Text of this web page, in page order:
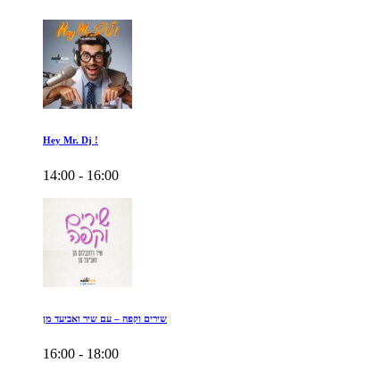
Hey Mr. Dj !
14:00 - 16:00
שירים וקפה – עם שיר ואביעד מן
16:00 - 18:00